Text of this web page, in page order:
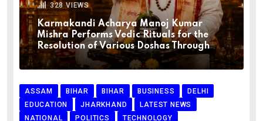
328 VIEWS
Karmakandi Acharya Manoj Kumar
Mishra Performs Vedic Rituals for the
Resolution of Various Doshas Through
ASSAM BIHAR BIHAR BUSINESS
DELHI
EDUCATION
JHARKHAND
LATEST NEWS
NATIONAL
POLITICS
TECHNOLOGY